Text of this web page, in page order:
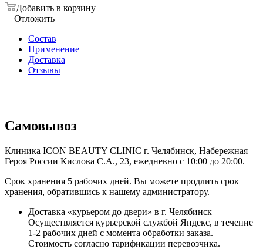
Добавить в корзину
Отложить
Состав
Применение
Доставка
Отзывы
Самовывоз
Клиника ICON BEAUTY CLINIC г. Челябинск, Набережная
Героя России Кислова С.А., 23, ежедневно с 10:00 до 20:00.
Срок хранения 5 рабочих дней. Вы можете продлить срок
хранения, обратившись к нашему администратору.
Доставка «курьером до двери» в г. Челябинск
Осуществляется курьерской службой Яндекс, в течение
1-2 рабочих дней с момента обработки заказа.
Стоимость согласно тарификации перевозчика.